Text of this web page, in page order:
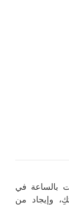
بالساعة في
وإيجاد من